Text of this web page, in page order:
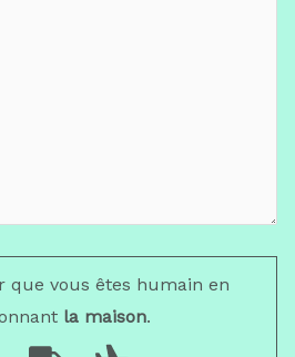
que vous êtes humain en
la maison.